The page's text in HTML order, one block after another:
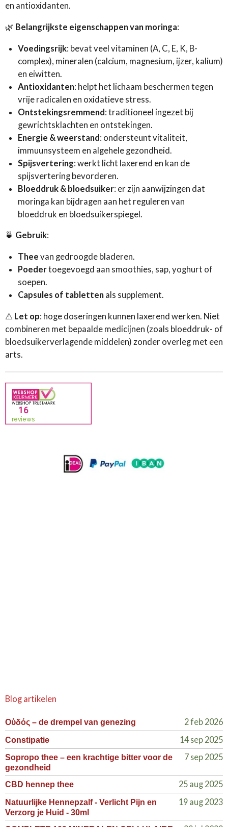
en antioxidanten.
🌿 Belangrijkste eigenschappen van moringa:
Voedingsrijk: bevat veel vitaminen (A, C, E, K, B-
complex), mineralen (calcium, magnesium, ijzer, kalium)
en eiwitten.
Antioxidanten: helpt het lichaam beschermen tegen
vrije radicalen en oxidatieve stress.
Ontstekingsremmend: traditioneel ingezet bij
gewrichtsklachten en ontstekingen.
Energie & weerstand: ondersteunt vitaliteit,
immuunsysteem en algehele gezondheid.
Spijsvertering: werkt licht laxerend en kan de
spijsvertering bevorderen.
Bloeddruk & bloedsuiker: er zijn aanwijzingen dat
moringa kan bijdragen aan het reguleren van
bloeddruk en bloedsuikerspiegel.
🍵 Gebruik:
Thee van gedroogde bladeren.
Poedertoegevoegd aan smoothies, sap, yoghurt of
soepen.
Capsules of tabletten als supplement.
⚠️ Let op: hoge doseringen kunnen laxerend werken. Niet
combineren met bepaalde medicijnen (zoals bloeddruk- of
bloedsuikerverlagende middelen) zonder overleg met een
arts.
Blog artikelen
Οὐδός – de drempel van genezing 2 feb 2026
Constipatie 14 sep 2025
Sopropo thee – een krachtige bitter voor de
gezondheid
7 sep 2025
CBD hennep thee 25 aug 2025
Natuurlijke Hennepzalf - Verlicht Pijn en
Verzorg je Huid - 30ml
19 aug 2023